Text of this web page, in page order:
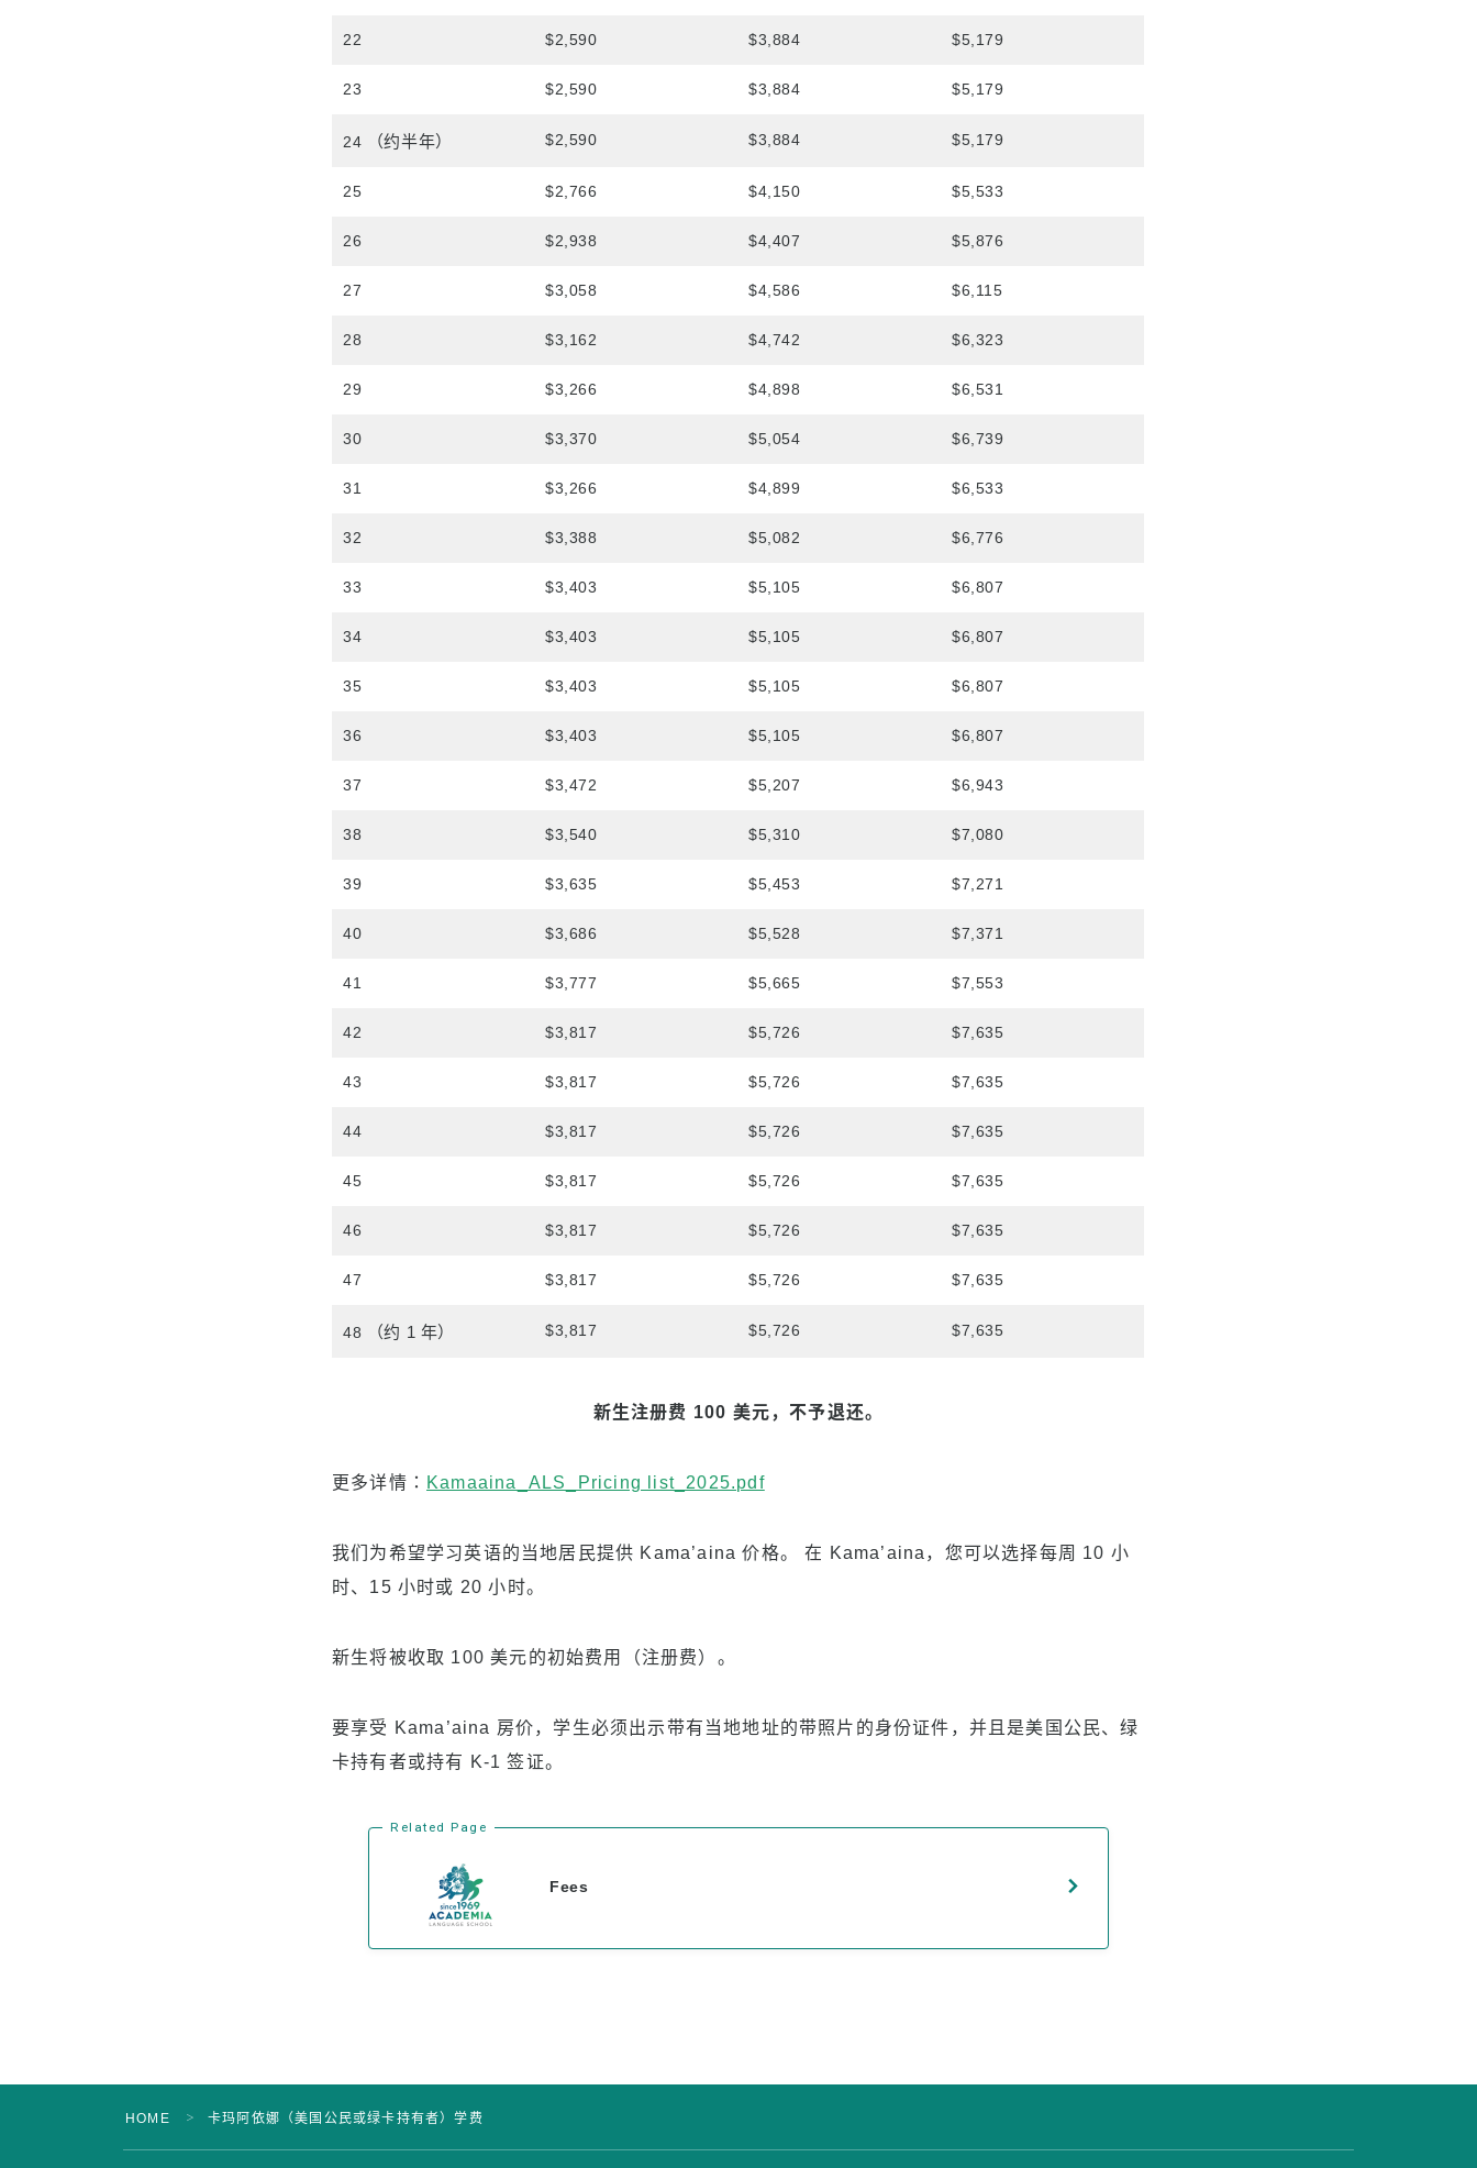
22 $2,590 $3,884 $5,179
23 $2,590 $3,884 $5,179
24 （约半年） $2,590 $3,884 $5,179
25 $2,766 $4,150 $5,533
26 $2,938 $4,407 $5,876
27 $3,058 $4,586 $6,115
28 $3,162 $4,742 $6,323
29 $3,266 $4,898 $6,531
30 $3,370 $5,054 $6,739
31 $3,266 $4,899 $6,533
32 $3,388 $5,082 $6,776
33 $3,403 $5,105 $6,807
34 $3,403 $5,105 $6,807
35 $3,403 $5,105 $6,807
36 $3,403 $5,105 $6,807
37 $3,472 $5,207 $6,943
38 $3,540 $5,310 $7,080
39 $3,635 $5,453 $7,271
40 $3,686 $5,528 $7,371
41 $3,777 $5,665 $7,553
42 $3,817 $5,726 $7,635
43 $3,817 $5,726 $7,635
44 $3,817 $5,726 $7,635
45 $3,817 $5,726 $7,635
46 $3,817 $5,726 $7,635
47 $3,817 $5,726 $7,635
48 （约 1 年） $3,817 $5,726 $7,635
新生注册费 100 美元，不予退还。
更多详情： Kamaaina_ALS_Pricing list_2025.pdf
我们为希望学习英语的当地居民提供 Kama’aina 价格。 在 Kama’aina，您可以选择每周 10 小
时、15 小时或 20 小时。
新生将被收取 100 美元的初始费用（注册费）。
要享受 Kama’aina 房价，学生必须出示带有当地地址的带照片的身份证件，并且是美国公民、绿
卡持有者或持有 K-1 签证。
Related Page
Fees
HOME ＞ 卡玛阿依娜（美国公民或绿卡持有者）学费